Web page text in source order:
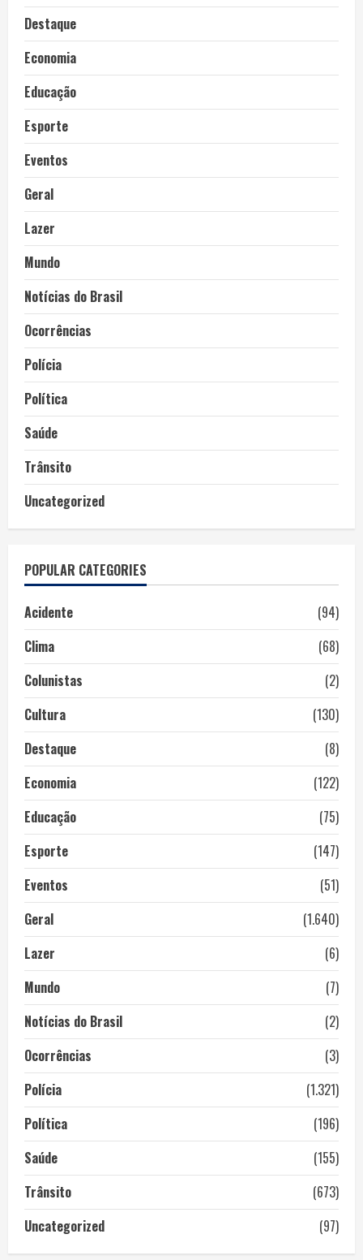
Destaque
Economia
Educação
Esporte
Eventos
Geral
Lazer
Mundo
Notícias do Brasil
Ocorrências
Polícia
Política
Saúde
Trânsito
Uncategorized
POPULAR CATEGORIES
Acidente
(94)
Clima
(68)
Colunistas
(2)
Cultura
(130)
Destaque
(8)
Economia
(122)
Educação
(75)
Esporte
(147)
Eventos
(51)
Geral
(1.640)
Lazer
(6)
Mundo
(7)
Notícias do Brasil
(2)
Ocorrências
(3)
Polícia
(1.321)
Política
(196)
Saúde
(155)
Trânsito
(673)
Uncategorized
(97)